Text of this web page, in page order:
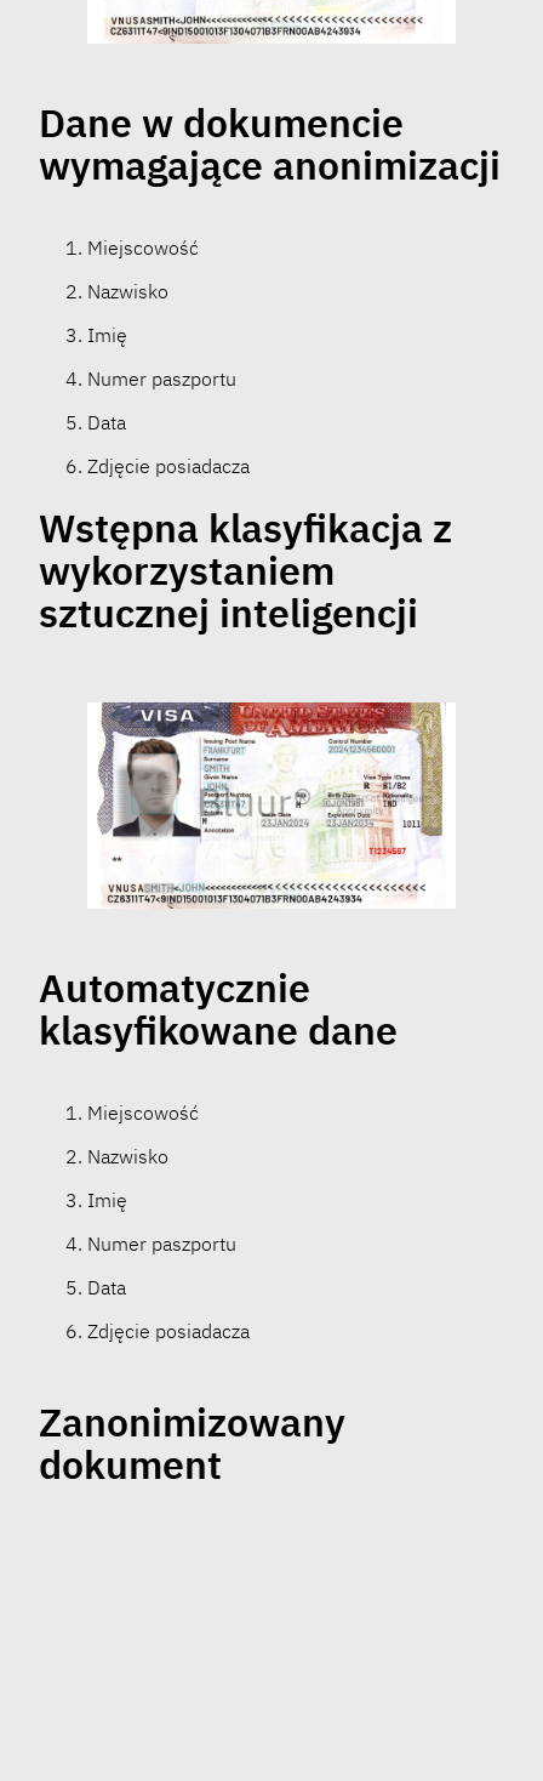
Dane w dokumencie
wymagające anonimizacji
Miejscowość
Nazwisko
Imię
Numer paszportu
Data
Zdjęcie posiadacza
Wstępna klasyfikacja z
wykorzystaniem
sztucznej inteligencji
Automatycznie
klasyfikowane dane
Miejscowość
Nazwisko
Imię
Numer paszportu
Data
Zdjęcie posiadacza
Zanonimizowany
dokument